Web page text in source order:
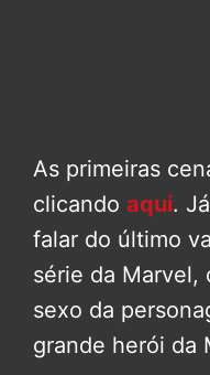
As primeiras
clicando aqui.
falar do último
série da Marvel,
sexo da
grande herói da